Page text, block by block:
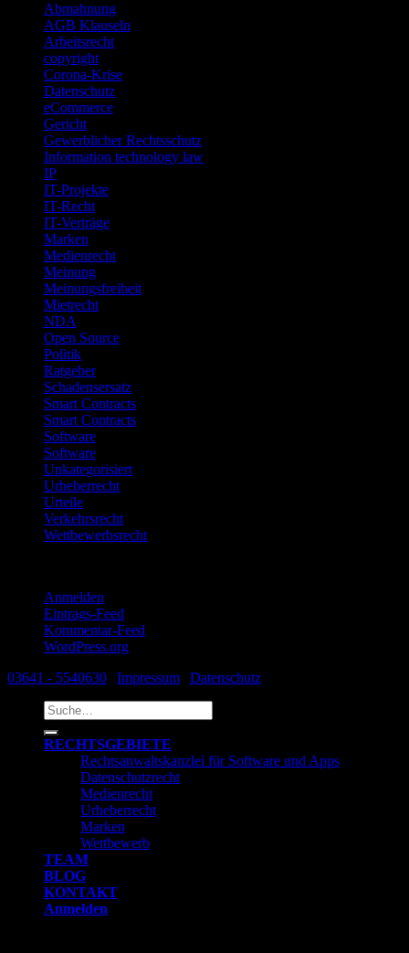
Abmahnung
AGB Klauseln
Arbeitsrecht
copyright
Corona-Krise
Datenschutz
eCommerce
Gericht
Gewerblicher Rechtsschutz
Information technology law
IP
IT-Projekte
IT-Recht
IT-Verträge
Marken
Medienrecht
Meinung
Meinungsfreiheit
Mietrecht
NDA
Open Source
Politik
Ratgeber
Schadensersatz
Smart Contracts
Smart Contracts
Software
Software
Unkategorisiert
Urheberrecht
Urteile
Verkehrsrecht
Wettbewerbsrecht
Anmelden
Eintrags-Feed
Kommentar-Feed
WordPress.org
03641 - 5540630
Impressum
Datenschutz
Suche
nach:
RECHTSGEBIETE
Rechtsanwaltskanzlei für Software und Apps
Datenschutzrecht
Medienrecht
Urheberrecht
Marken
Wettbewerb
TEAM
BLOG
KONTAKT
Anmelden